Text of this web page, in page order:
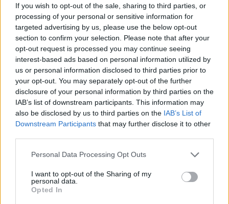
If you wish to opt-out of the sale, sharing to third parties, or
processing of your personal or sensitive information for
targeted advertising by us, please use the below opt-out
section to confirm your selection. Please note that after your
opt-out request is processed you may continue seeing
interest-based ads based on personal information utilized by
us or personal information disclosed to third parties prior to
your opt-out. You may separately opt-out of the further
disclosure of your personal information by third parties on the
IAB’s list of downstream participants. This information may
also be disclosed by us to third parties on the IAB’s List of
Downstream Participants that may further disclose it to other
Personal Data Processing Opt Outs
I want to opt-out of the Sharing of my
personal data.
Opted In
blir husen nästan självuppvärmda.
I ett passivhus fokuserar man på att minimera
värmeförlusterna genom klimatskal och ventilation. Husen
byggs med ett lufttätt och extremt välisolerat ytterskal, samt
en mekanisk ventilation med en effektiv värmeåtervinning.
Energimyndigheten har tillsammans med Forum för
Energieffektiva Byggnader (FEBY) tagit fram en
kravspecifikation för passivhus i Sverige.
FTX – ett smart ventilationssystem
tilluftsventilation kompletteras med en värmeväxlare. Genom
att förse ett FT-system med värmeväxlare kan värme
överföras från frånluften till tilluften.